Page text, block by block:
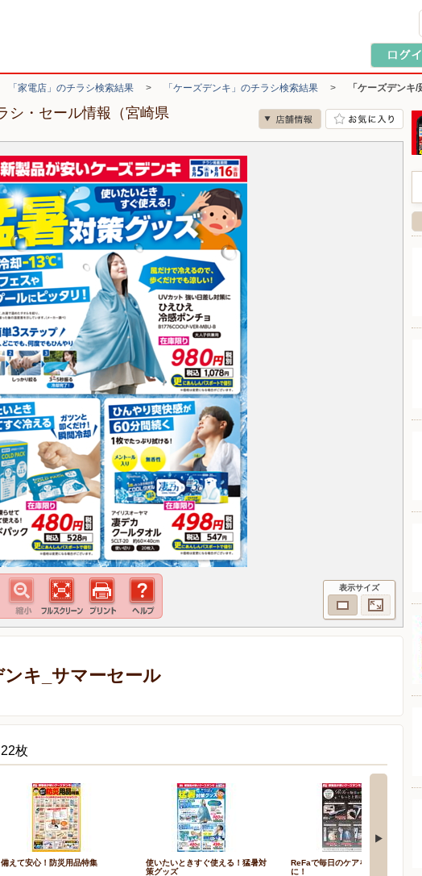
「家電店」のチラシ検索結果 > 「ケーズデンキ」のチラシ検索結果 > 「ケーズデンキ
シ・セール情報（宮崎県
表示サイズ
キ_サマーセール
枚
備えて安心！防災用品特集
使いたいときすぐ使える！猛暑対
策グッズ
ReFaで毎日のケアをもっと上質
に！